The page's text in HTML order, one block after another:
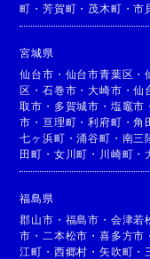
町 ・芳賀町 ・ 茂木町 ・市
宮城県
仙台市 ・ 仙台市青葉区 ・
区 ・石巻市 ・大崎市 ・仙
取市 ・ 多賀城市 ・ 塩竈市
市 ・ 亘理町 ・利府町 ・角
七ヶ浜町 ・涌谷町 ・ 南三
田町 ・ 女川町 ・ 川崎町 ・
福島県
郡山市 ・ 福島市 ・ 会津若
市 ・ 二本松市 ・喜多方市 ・
江町 ・ 西郷村 ・矢吹町 ・